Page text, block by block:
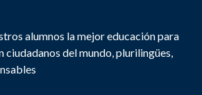
alumnos la mejor educación para
ciudadanos del mundo, plurilingües,